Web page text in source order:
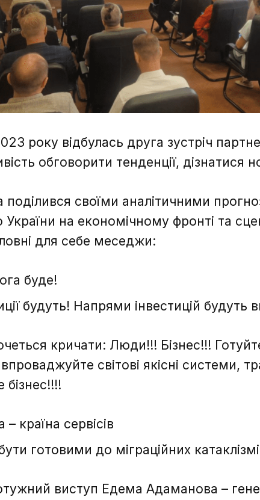
року відбулась друга зустріч
обговорити тенденції, дізнатися
поділився своїми аналітичними
України на економічному фронті та
для себе меседжи:
буде!
будуть! Напрями інвестицій будуть
кричати: Люди!!! Бізнес!!!
впроваджуйте світові якісні системи,
бізнес!!!!
– країна сервісів
готовими до міграційних
виступ Едема Адаманова –